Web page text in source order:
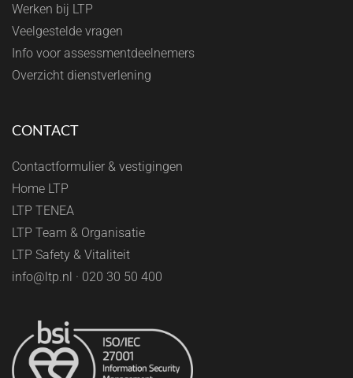
Werken bij LTP
Veelgestelde vragen
Info voor assessmentdeelnemers
Overzicht dienstverlening
CONTACT
Contactformulier & vestigingen
Home LTP
LTP TENEA
LTP Team & Organisatie
LTP Safety & Vitaliteit
info@ltp.nl · 020 30 50 400